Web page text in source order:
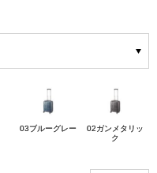
03ブルーグレー
02ガンメタリッ
ク